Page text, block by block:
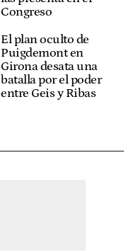
Congreso
El plan oculto de
Puigdemont en
Girona desata una
batalla por el poder
entre Geis y Ribas